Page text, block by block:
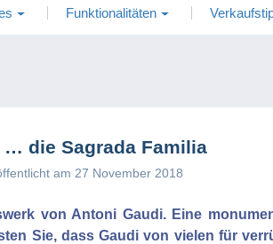
Funktionalitäten
… die Sagrada Familia
am 27 November 2018
von Antoni Gaudi. Eine
Sie, dass Gaudi von vielen für